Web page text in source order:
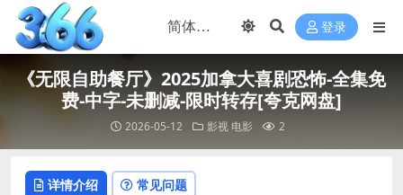
登录
《无限自助餐厅》2025加拿大喜剧恐怖-全集免
费-中字-未删减-限时转存[夸克网盘]
2026-05-12 影视 电影 2
详情介绍 常见问题